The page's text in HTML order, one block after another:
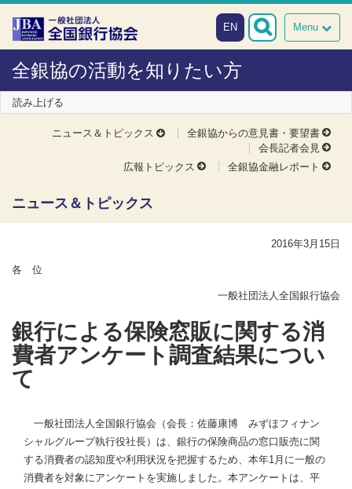
本文へスキップ
障がい者向け相談窓口
Menu
EN
全銀協の活動を知りたい方
読み上げる
ニュース＆トピックス
全銀協からの意見書・要望書
会長記者会見
広報トピックス
全銀協金融レポート
ニュース＆トピックス
2016年3月15日
各 位
一般社団法人全国銀行協会
銀行による保険窓販に関する消
費者アンケート調査結果につい
て
一般社団法人全国銀行協会（会長：佐藤康博 みずほフィナン
シャルグループ執行役社長）は、銀行の保険商品の窓口販売に関
する消費者の認知度や利用状況を把握するため、本年1月に一般の
消費者を対象にアンケートを実施しました。本アンケートは、平